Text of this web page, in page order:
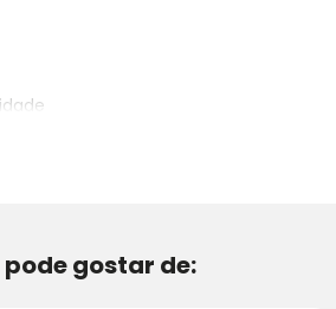
gostar de: